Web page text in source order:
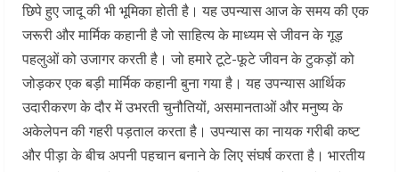
छिपे हुए जादू की भी भूमिका होती है। यह उपन्यास आज के समय की एक
जरूरी और मार्मिक कहानी है जो साहित्य के माध्यम से जीवन के गूड़
पहलुओं को उजागर करती है। जो हमारे टूटे-फूटे जीवन के टुकड़ों को
जोड़कर एक बड़ी मार्मिक कहानी बुना गया है। यह उपन्यास आर्थिक
उदारीकरण के दौर में उभरती चुनौतियों, असमानताओं और मनुष्य के
अकेलेपन की गहरी पड़ताल करता है। उपन्यास का नायक गरीबी कष्ट
और पीड़ा के बीच अपनी पहचान बनाने के लिए संघर्ष करता है। भारतीय